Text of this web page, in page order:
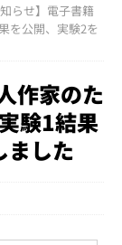
知らせ】電子書籍
を公開、実験2を
作家のた
験1結果
ました